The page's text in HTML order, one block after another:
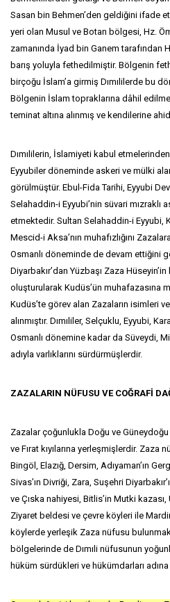
Sasan bin Behmen’den geldiğini ifade
yeri olan Musul ve Botan bölgesi, Hz.
zamanında İyad bin Ganem tarafından
barış yoluyla fethedilmiştir. Bölgenin
birçoğu İslam’a girmiş Dımılilerde bu
Bölgenin İslam topraklarına dâhil
teminat altına alınmış ve kendilerine
Dımılilerin, İslamiyeti kabul
Eyyubiler döneminde askeri ve mülki
görülmüştür. Ebul-Fida Tarihi, Eyyubi
Selahaddin-i Eyyubi’nin süvari mızraklı
etmektedir. Sultan Selahaddin-i Eyyubi,
Mescid-i Aksa’nın muhafızlığını
Osmanlı döneminde de devam ettiğini
Diyarbakır’dan Yüzbaşı Zaza
oluşturularak Kudüs’ün muhafazasına
Kudüs’te görev alan Zazaların isimleri ve
alınmıştır. Dımıliler, Selçuklu, Eyyubi,
Osmanlı dönemine kadar da Süveydi,
adıyla varlıklarını sürdürmüşlerdir.
ZAZALARIN NÜFUSU VE COĞRAFİ
Zazalar çoğunlukla Doğu ve
ve Fırat kıyılarına yerleşmişlerdir.
Bingöl, Elazığ, Dersim, Adıyaman’ın
Sivas’ın Divriği, Zara, Suşehri
ve Çıska nahiyesi, Bitlis’in Mutki kazası,
Ziyaret beldesi ve çevre köyleri ile
köylerde yerleşik Zaza nüfusu
bölgelerinde de Dımıli nüfusunun
hüküm sürdükleri ve hükümdarları